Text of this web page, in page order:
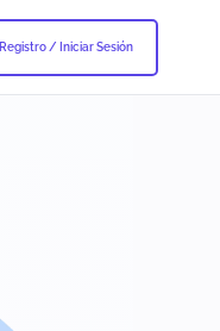
Registro / Iniciar Sesión